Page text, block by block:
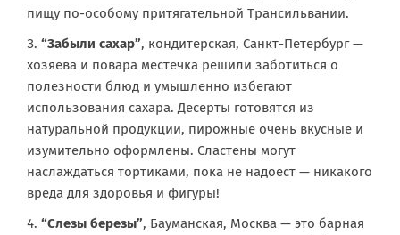
пищу по-особому притягательной Трансильвании.
“Забыли сахар”, кондитерская, Санкт-Петербург —
хозяева и повара местечка решили заботиться о
полезности блюд и умышленно избегают
использования сахара. Десерты готовятся из
натуральной продукции, пирожные очень вкусные и
изумительно оформлены. Сластены могут
наслаждаться тортиками, пока не надоест — никакого
вреда для здоровья и фигуры!
“Слезы березы”, Бауманская, Москва — это барная